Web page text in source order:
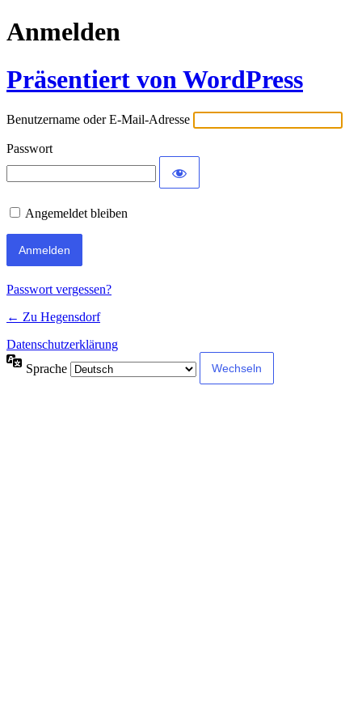
Anmelden
Präsentiert von WordPress
Benutzername oder E-Mail-Adresse
Passwort
Angemeldet bleiben
Passwort vergessen?
← Zu Hegensdorf
Datenschutzerklärung
Sprache